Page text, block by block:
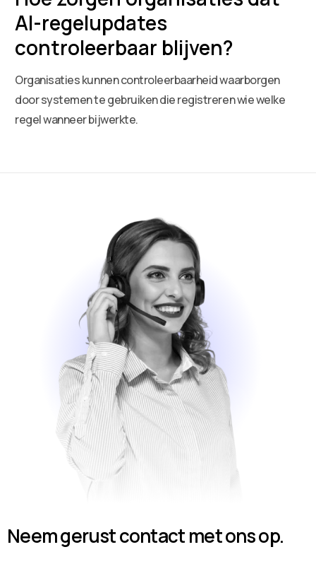
AI-regelupdates
controleerbaar blijven?
Organisaties kunnen controleerbaarheid waarborgen
door systemen te gebruiken die registreren wie welke
regel wanneer bijwerkte.
Neem gerust contact met ons op.